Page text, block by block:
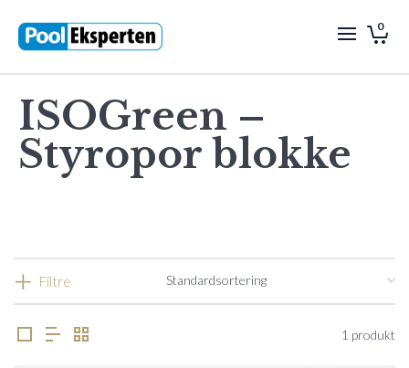
0
ISOGreen –
Styropor blokke
Filtre
1 produkt